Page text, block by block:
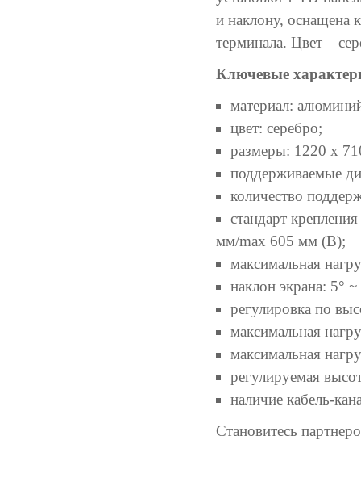
и наклону, оснащена
терминала. Цвет –
Ключевые
материал:
цвет: серебро;
размеры: 1220 x
поддерживаемые
количество
стандарт
мм/max 605 мм (В);
максимальная
наклон экрана: 5°
регулировка по
максимальная
максимальная
регулируемая
наличие кабель-
Становитесь